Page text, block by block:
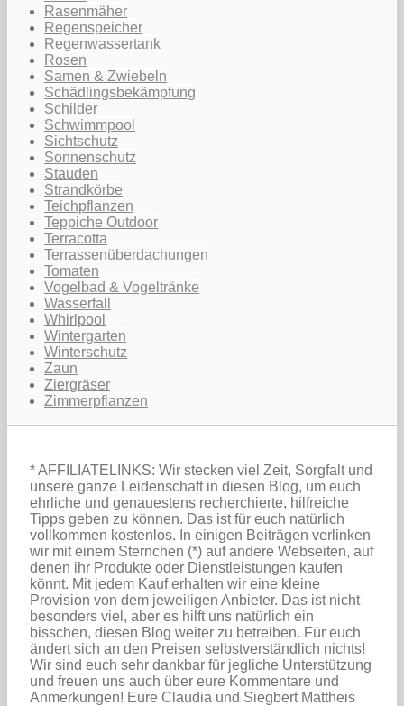
Rasenmäher
Regenspeicher
Regenwassertank
Rosen
Samen & Zwiebeln
Schädlingsbekämpfung
Schilder
Schwimmpool
Sichtschutz
Sonnenschutz
Stauden
Strandkörbe
Teichpflanzen
Teppiche Outdoor
Terracotta
Terrassenüberdachungen
Tomaten
Vogelbad & Vogeltränke
Wasserfall
Whirlpool
Wintergarten
Winterschutz
Zaun
Ziergräser
Zimmerpflanzen
* AFFILIATELINKS: Wir stecken viel Zeit, Sorgfalt und
unsere ganze Leidenschaft in diesen Blog, um euch
ehrliche und genauestens recherchierte, hilfreiche
Tipps geben zu können. Das ist für euch natürlich
vollkommen kostenlos. In einigen Beiträgen verlinken
wir mit einem Sternchen (*) auf andere Webseiten, auf
denen ihr Produkte oder Dienstleistungen kaufen
könnt. Mit jedem Kauf erhalten wir eine kleine
Provision von dem jeweiligen Anbieter. Das ist nicht
besonders viel, aber es hilft uns natürlich ein
bisschen, diesen Blog weiter zu betreiben. Für euch
ändert sich an den Preisen selbstverständlich nichts!
Wir sind euch sehr dankbar für jegliche Unterstützung
und freuen uns auch über eure Kommentare und
Anmerkungen! Eure Claudia und Siegbert Mattheis